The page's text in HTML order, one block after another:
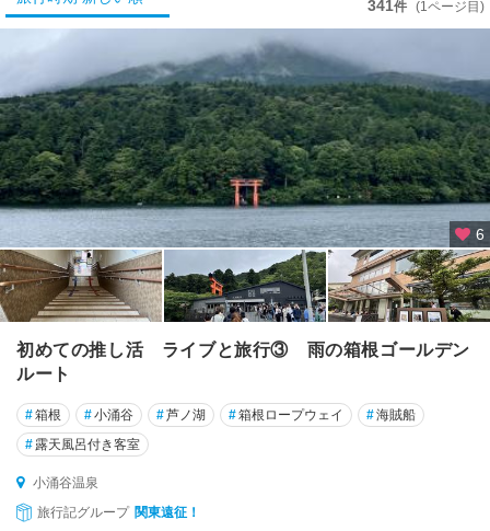
べ
浜
川
崎
須
賀
・
三
浦
半
島
鎌
倉
・
南
341件 (1ページ目)
6
初めての推し活 ライブと旅行③ 雨の箱根ゴールデン
ルート
#箱根 #小涌谷 #芦ノ湖 #箱根ロープウェイ #海賊船
# 露天風呂付き客室
小涌谷温泉
旅行記グループ 関東遠征！